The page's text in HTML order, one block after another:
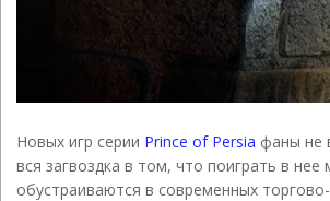
Новых игр серии Prince of Persia фаны не
вся загвоздка в том, что поиграть в
обустраиваются в современных